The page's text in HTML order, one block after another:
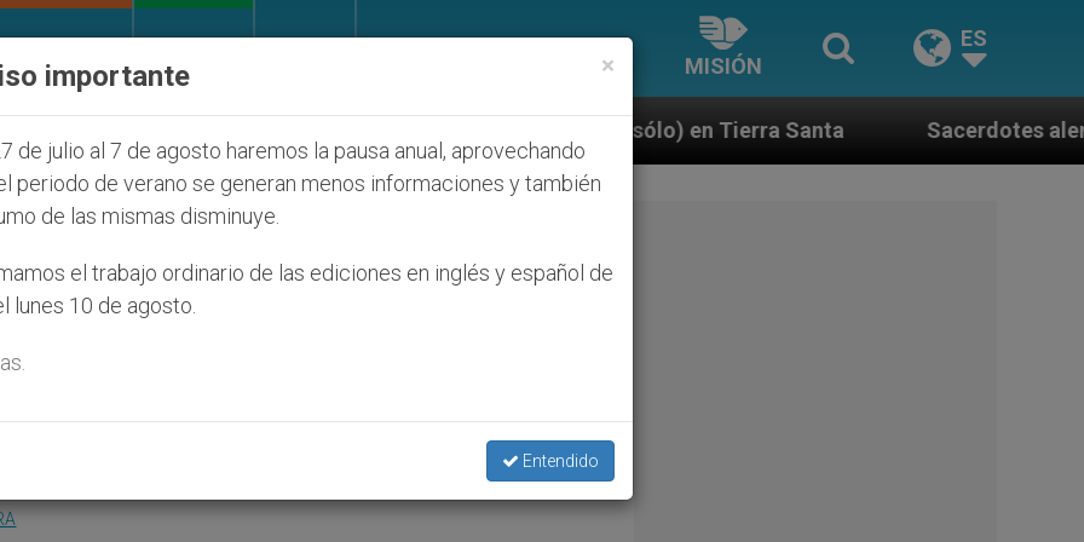
MISIÓN
ES
judíos que afecta a cristianos (y no sólo) en Tierra Santa Sacerdotes alemanes fieles al Papa
sobre la exposición
la anatomía
×
importante
de julio al 7 de agosto haremos la pausa anual, aprovechando
periodo de verano se generan menos informaciones y también
de las mismas disminuye.
el trabajo ordinario de las ediciones en inglés y español de
lunes 10 de agosto.
Entendido